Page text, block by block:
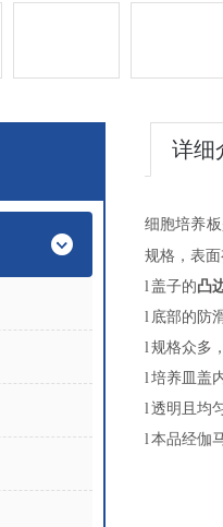
详细
细胞培养
规格，表
l盖子的凸
l 底部的防
l规格众多
l培养皿盖
l透明且均
l本品经伽